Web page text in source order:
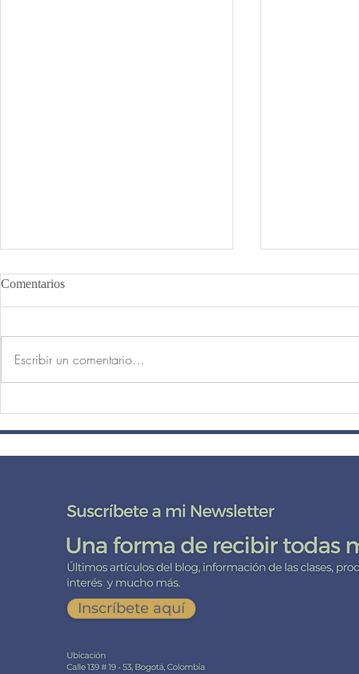
Yoga?
Comentarios
Escribir un comentario...
Inscríbete aquí